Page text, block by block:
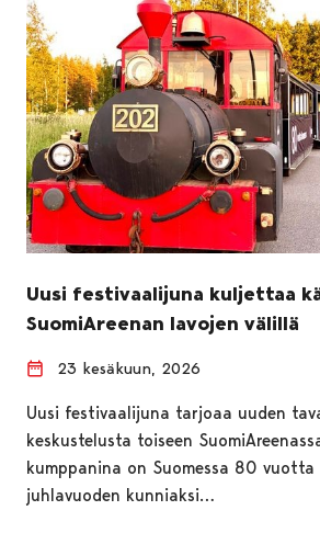
Uusi festivaalijuna kuljettaa
SuomiAreenan lavojen välillä
23 kesäkuun, 2026
Uusi festivaalijuna tarjoaa uuden
keskustelusta toiseen
kumppanina on Suomessa 80
juhlavuoden kunniaksi…